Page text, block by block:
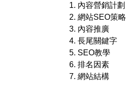
內容營銷計劃
網站SEO策略
內容推廣
長尾關鍵字
SEO教學
排名因素
網站結構